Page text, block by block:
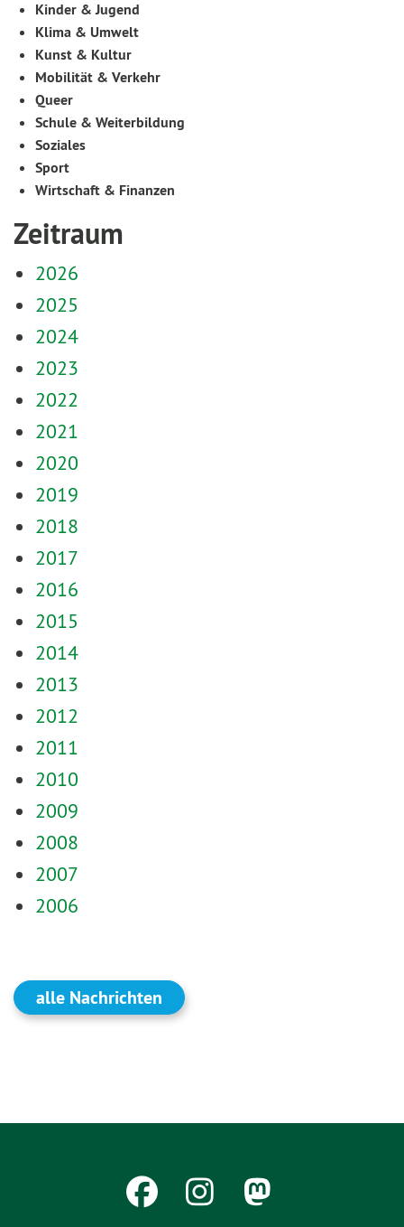
Kinder & Jugend
Klima & Umwelt
Kunst & Kultur
Mobilität & Verkehr
Queer
Schule & Weiterbildung
Soziales
Sport
Wirtschaft & Finanzen
Zeitraum
2026
2025
2024
2023
2022
2021
2020
2019
2018
2017
2016
2015
2014
2013
2012
2011
2010
2009
2008
2007
2006
alle Nachrichten